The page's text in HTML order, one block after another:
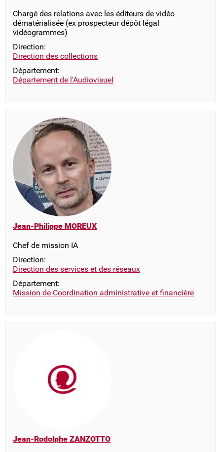
Chargé des relations avec les éditeurs de vidéo
dématérialisée (ex prospecteur dépôt légal
vidéogrammes)
Direction:
Direction des collections
Département:
Département de l'Audiovisuel
Jean-Philippe MOREUX
Chef de mission IA
Direction:
Direction des services et des réseaux
Département:
Mission de Coordination administrative et financière
Jean-Rodolphe ZANZOTTO